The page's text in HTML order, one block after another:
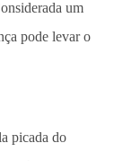
picada do